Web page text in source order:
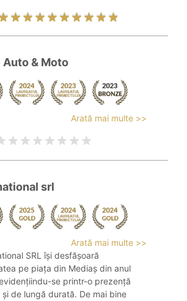
Auto & Moto
Arată mai multe >>
srl
Arată mai multe >>
SRL își desfășoară
pe piața din Mediaș din anul
se printr-o prezență
și de lungă durată. De mai bine